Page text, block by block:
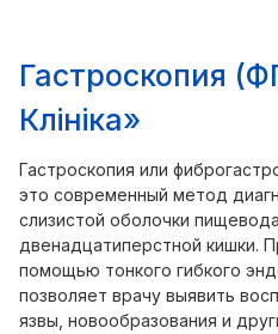
Гастроскопия
Клініка»
Гастроскопия или
это современный метод
слизистой оболочки
двенадцатиперстной кишки.
помощью тонкого гибкого
позволяет врачу выявить
язвы, новообразования и